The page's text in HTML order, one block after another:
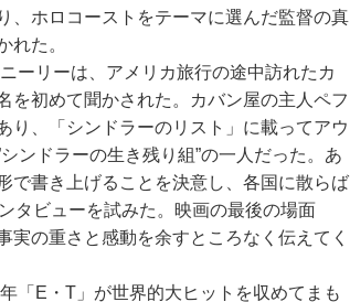
、ホロコーストをテーマに選んだ監督の真
れた。
ーリーは、アメリカ旅行の途中訪れたカ
を初めて聞かされた。カバン屋の主人ペフ
り、「シンドラーのリスト」に載ってアウ
ンドラーの生き残り組”の一人だった。あ
で書き上げることを決意し、各国に散らば
タビューを試みた。映画の最後の場面
の重さと感動を余すところなく伝えてく
「E・T」が世界的大ヒットを収めてまも